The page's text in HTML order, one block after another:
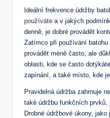
Ideální ‍frekvence údržby
používáte a v jakých
denně, je dobré provádět
Zatímco při používání
provádět méně často, ale
oblasti, kde se často
‌zapínání,⁤ a ⁤také místo,‍ kde⁤
Pravidelná údržba zahrnuje
také údržbu funkčních​
Drobné údržbové úkony,